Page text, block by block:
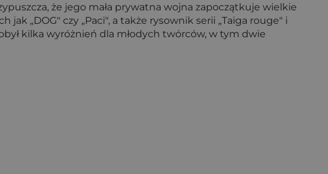
że jego mała prywatna wojna zapoczątkuje wielkie
„DOG" czy „Paci", a także rysownik serii „Taiga rouge" i
kilka wyróżnień dla młodych twórców, w tym dwie